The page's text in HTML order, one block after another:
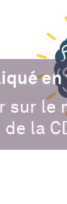
en
sur le
la